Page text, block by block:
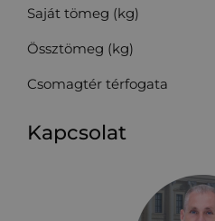
Saját tömeg (kg)
Össztömeg (kg)
Csomagtér térfogata
Kapcsolat